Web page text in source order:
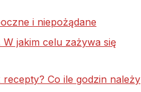
i niepożądane
jakim celu zażywa się
Co ile godzin należy